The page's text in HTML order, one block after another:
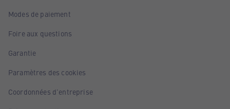
Modes de paiement
Foire aux questions
Garantie
Paramètres des cookies
Coordonnées d'entreprise